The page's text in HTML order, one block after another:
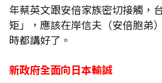
年蔡英文跟安倍家族密切接觸，
矩」，應該在岸信夫（安倍胞弟
時都講好了。
新政府全面向日本輸誠